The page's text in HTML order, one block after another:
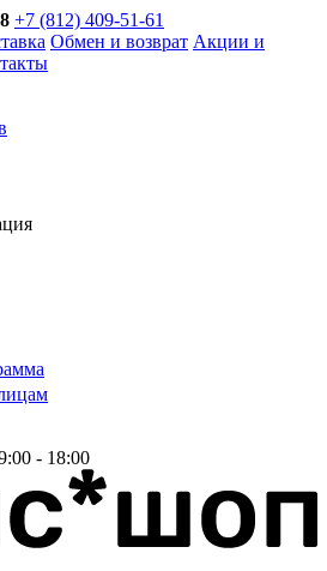
+7 (812) 409-51-61
Обмен и возврат Акции и
- 18:00